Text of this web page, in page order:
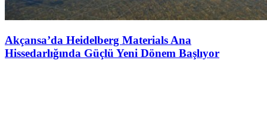
Akçansa’da Heidelberg Materials Ana
Hissedarlığında Güçlü Yeni Dönem Başlıyor